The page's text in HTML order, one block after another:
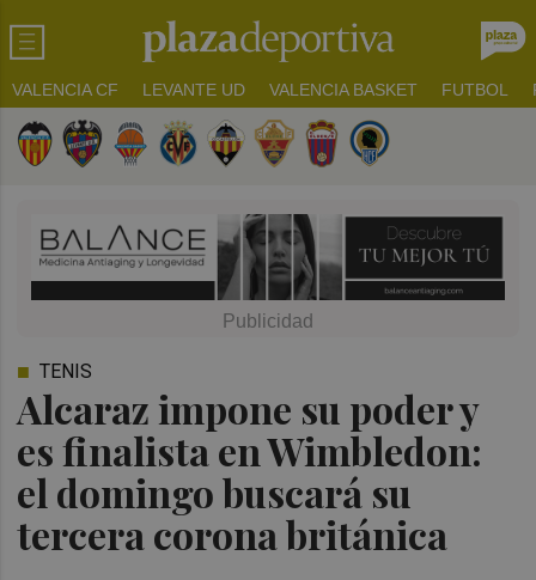
VALENCIA CF LEVANTE UD VALENCIA BASKET FUTBOL
Alcaraz impone su poder y
es finalista en Wimbledon:
el domingo buscará su
tercera corona británica
TENIS